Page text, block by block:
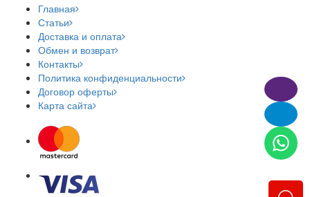
Главная
Статьи
Доставка и оплата
Обмен и возврат
Контакты
Политика конфиденциальности
Договор оферты
Карта сайта